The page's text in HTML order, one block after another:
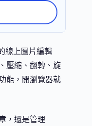
線上圖片編輯
壓縮、翻轉、旋
能，開瀏覽器就
，還是管理